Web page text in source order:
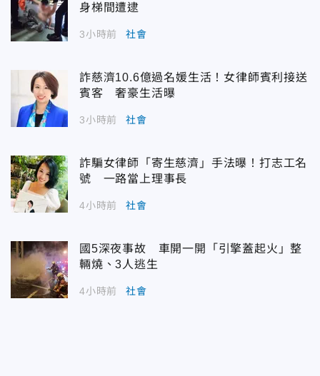
身梯間遭逮
3小時前 社會
詐慈濟10.6億過名媛生活！女律師賓利接送
賓客 奢豪生活曝
3小時前 社會
詐騙女律師「寄生慈濟」手法曝！打志工名
號 一路當上理事長
4小時前 社會
國5深夜事故 車開一開「引擎蓋起火」整
輛燒、3人逃生
4小時前 社會